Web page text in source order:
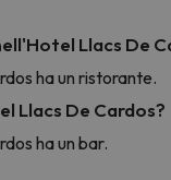
Llacs De
ha un ristorante.
Llacs De Cardos?
ha un bar.